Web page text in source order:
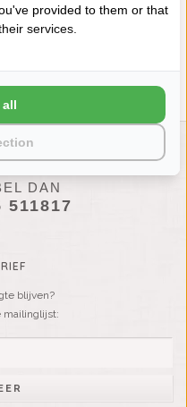
DAN
511817
blijven?
mailinglijst:
provided to them or that
services.
all